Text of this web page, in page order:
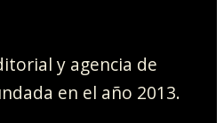
y agencia de
en el año 2013.